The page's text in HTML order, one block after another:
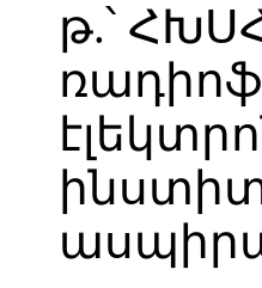
թ.՝